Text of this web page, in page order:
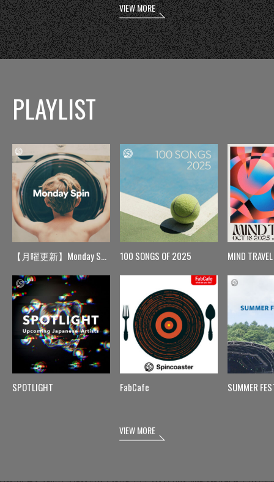
VIEW MORE
PLAYLIST
【月曜更新】Monday Spin
SPOTLIGHT
100 SONGS OF 2025
FabCafe
MIND TRAVEL
SUMMER
VIEW MORE